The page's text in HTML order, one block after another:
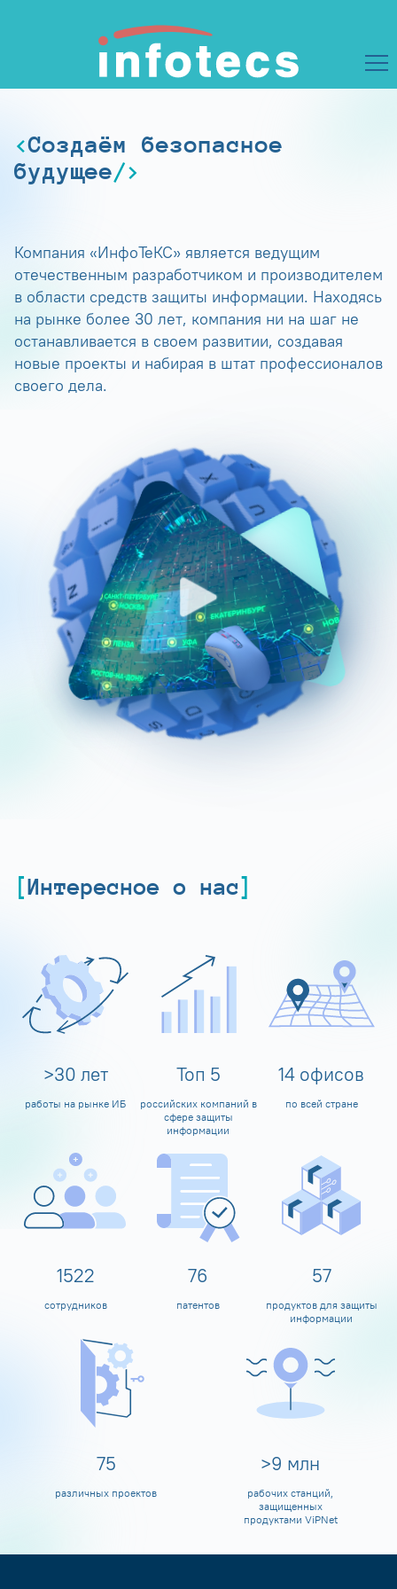
Создаём безопасное
будущее
Компания «ИнфоТеКС» является ведущим
отечественным разработчиком и производителем
в области средств защиты информации. Находясь
на рынке более 30 лет, компания ни на шаг не
останавливается в своем развитии, создавая
новые проекты и набирая в штат профессионалов
своего дела.
Интересное о нас
>30 лет
работы на рынке ИБ
Топ 5
российских компаний в
сфере защиты
информации
14 офисов
по всей стране
1600
сотрудников
80
патентов
60
продуктов для защиты
информации
80
различных проектов
>10 млн
рабочих станций,
защищенных
продуктами ViPNet